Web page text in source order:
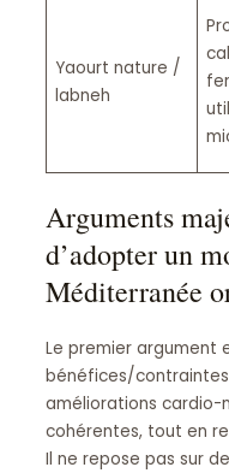
Yaourt nature /
labneh
Arguments
d’adopter un
Méditerranée
Le premier argument
bénéfices/
améliorations cardio-
cohérentes, tout en
Il ne repose pas sur